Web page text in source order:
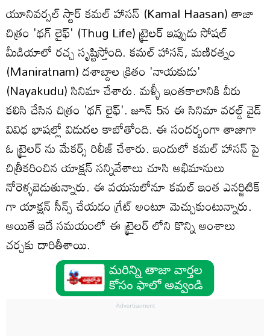
యూనివర్సల్ స్టార్ కమల్ హాసన్ (Kamal Haasan) తాజా
చిత్రం 'థగ్ లైఫ్' (Thug Life) ట్రైలర్ ఇప్పుడు సోషల్
మీడియాలో రచ్చ సృష్టిస్తోంది. కమల్ హాసన్, మణిరత్నం
(Maniratnam) దశాబ్దాల క్రితం 'నాయకుడు'
(Nayakudu) సినిమా చేశారు. మళ్ళీ ఇంతకాలానికి వీరు
కలిసి చేసిన చిత్రం 'థగ్ లైఫ్'. జూన్ 5న ఈ సినిమా వరల్డ్ వైడ్
వివిధ భాషల్లో విడుదల కాబోతోంది. ఈ సందర్భంగా తాజాగా
ఓ ట్రైలర్ ను మేకర్స్ రిలీజ్ చేశారు. ఇందులో కమల్ హాసన్ పై
చిత్రీకరించిన యాక్షన్ సన్నివేశాలు చూసి అభిమానులు
నోరెళ్ళబెడుతున్నారు. ఈ వయసులోనూ కమల్ ఇంత ఎనర్జిటిక్
గా యాక్షన్ సీన్స్ చేయడం గ్రేట్ అంటూ మెచ్చుకుంటున్నారు.
అయితే ఇదే సమయంలో ఈ ట్రైలర్ లోని కొన్ని అంశాలు
చర్చకు దారితీశాయి.